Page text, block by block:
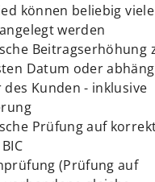
können beliebig viele
werden
Beitragserhöhung
Datum oder
Kunden - inklusive
Prüfung auf
(Prüfung auf